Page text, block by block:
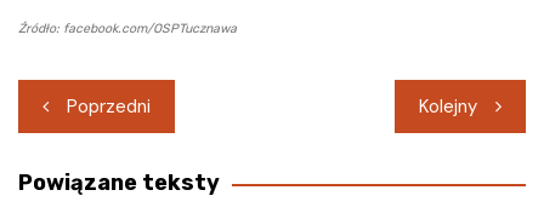
Źródło: facebook.com/OSPTucznawa
Nawigacja
wpisu
Poprzedni Kolejny
Powiązane teksty